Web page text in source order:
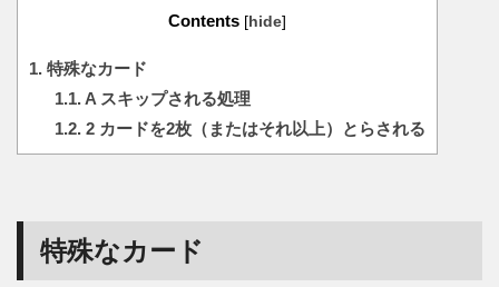
Contents [ hide]
1. 特殊なカード
1.1.A スキップされる処理
1.2.2 カードを2枚（またはそれ以上）とらされる
特殊なカード